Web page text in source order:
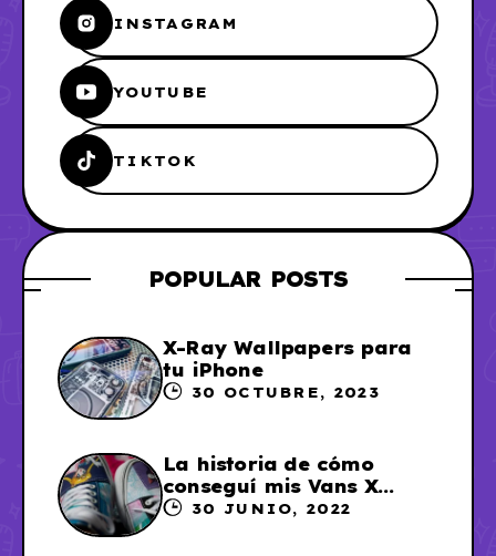
INSTAGRAM
YOUTUBE
TIKTOK
POPULAR POSTS
X-Ray Wallpapers para
tu iPhone
30 OCTUBRE, 2023
La historia de cómo
conseguí mis Vans X
Sailor Moon
30 JUNIO, 2022